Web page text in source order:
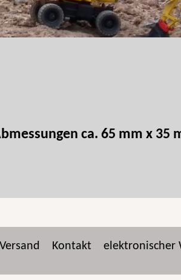
ca. 65 mm x 35
Versand Kontakt elektronischer